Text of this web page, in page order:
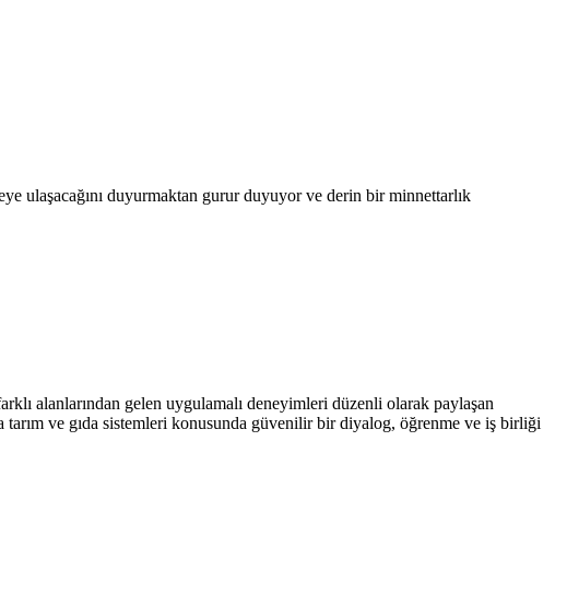
ulaşacağını duyurmaktan gurur duyuyor ve derin bir minnettarlık
alanlarından gelen uygulamalı deneyimleri düzenli olarak paylaşan
tarım ve gıda sistemleri konusunda güvenilir bir diyalog, öğrenme ve iş birliği